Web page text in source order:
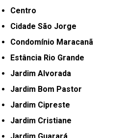
Centro
Cidade São Jorge
Condomínio Maracanã
Estância Rio Grande
Jardim Alvorada
Jardim Bom Pastor
Jardim Cipreste
Jardim Cristiane